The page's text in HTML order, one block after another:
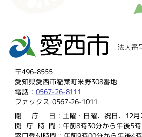
〒496-8555
愛知県愛西市稲葉町米野308番地
電話：0567-26-8111
ファックス:0567-26-1011
閉庁 日：土曜・日曜、祝日、12
開庁時 間：午前8時30分から午後5